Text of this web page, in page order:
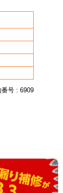
番号 : 6909